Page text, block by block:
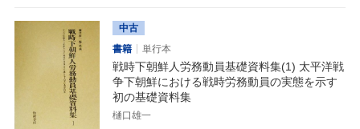
中古
書籍
単行本
戦時下朝鮮人労務動員基礎資料集(1) 太平洋戦
争下朝鮮における戦時労務動員の実態を示す
初の基礎資料集
樋口雄一